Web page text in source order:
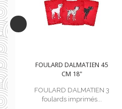
3
FOULARD DALMATIEN 45
CM 18"
FOULARD DALMATIEN 3
foulards imprimés...